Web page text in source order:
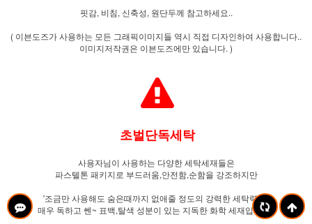
핏감, 비침, 신축성, 원단두께 참고하세요..
( 이븐도즈가 사용하는 모든 그래픽이미지들 역시 직접 디자인하여 사용합니다..
이미지저작권은 이븐도즈에만 있습니다. )
초벌단독세탁
사용자님이 사용하는 다양한 세탁세재들은
파스텔톤 패키지로 부드러움,안전함,순함을 강조하지만
'조금만 사용해도 숨은때까지 없애줄 정도의 강력한 세탁력은.'
매우 독하고 쎈~ 표백,탈색 성분이 있는 지독한 화학 세재입니다..